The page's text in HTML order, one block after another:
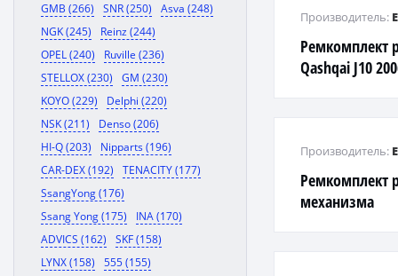
GMB (266)
SNR (250)
Asva (248)
NGK (245)
Reinz (244)
OPEL (240)
Ruville (236)
STELLOX (230)
GM (230)
KOYO (229)
Delphi (220)
NSK (211)
Denso (206)
HI-Q (203)
Nipparts (196)
CAR-DEX (192)
TENACITY (177)
SsangYong (176)
Ssang Yong (175)
INA (170)
ADVICS (162)
SKF (158)
LYNX (158)
555 (155)
Ремкомплект
Qashqai J10
Производитель:
Ремкомплект
механизма
Производитель: